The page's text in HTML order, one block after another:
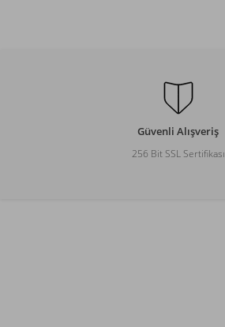
Güvenli Alışveriş
256 Bit SSL Sertifikası